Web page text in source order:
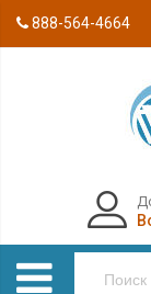
888-564-4664